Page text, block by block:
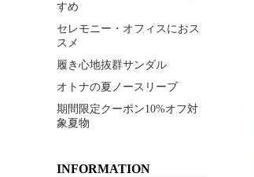
すめ
セレモニー・オフィスにおス
スメ
履き心地抜群サンダル
オトナの夏ノースリーブ
期間限定クーポン10%オフ対
象夏物
INFORMATION